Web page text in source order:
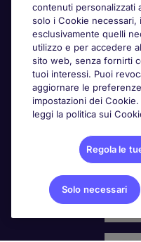
Awards
contenuti personalizzati
solo i Cookie necessari,
esclusivamente quelli
utilizzo e per accedere
sito web, senza fornirti
tuoi interessi. Puoi
aggiornare le
impostazioni dei
leggi la politica sui
Regola le
Solo necessari